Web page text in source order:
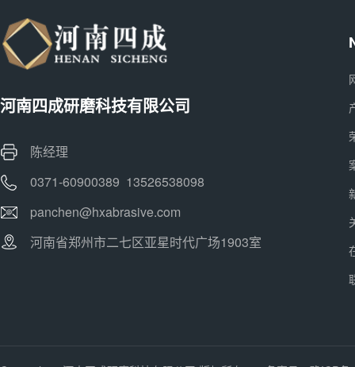
河南四成研磨科技有限公司
陈经理
0371-60900389 13526538098
panchen@hxabrasive.com
河南省郑州市二七区亚星时代广场1903室